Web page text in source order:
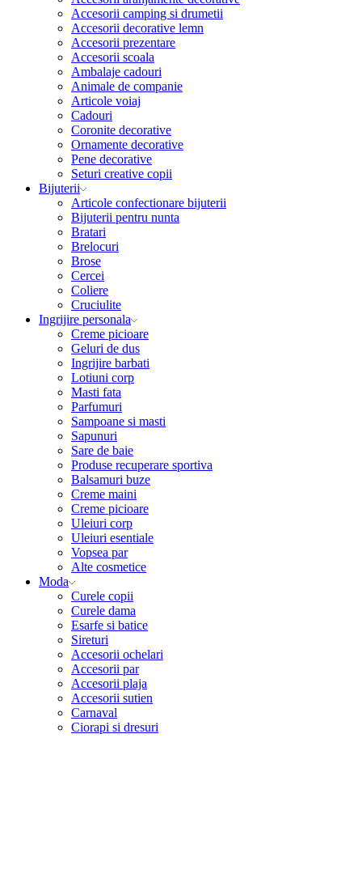
Accesorii camping si drumetii
Accesorii decorative lemn
Accesorii prezentare
Accesorii scoala
Ambalaje cadouri
Animale de companie
Articole voiaj
Cadouri
Coronite decorative
Ornamente decorative
Pene decorative
Seturi creative copii
Bijuterii
Articole confectionare bijuterii
Bijuterii pentru nunta
Bratari
Brelocuri
Brose
Cercei
Coliere
Cruciulite
Ingrijire personala
Creme picioare
Geluri de dus
Ingrijire barbati
Lotiuni corp
Masti fata
Parfumuri
Sampoane si masti
Sapunuri
Sare de baie
Produse recuperare sportiva
Balsamuri buze
Creme maini
Creme picioare
Uleiuri corp
Uleiuri esentiale
Vopsea par
Alte cosmetice
Moda
Curele copii
Curele dama
Esarfe si batice
Sireturi
Accesorii ochelari
Accesorii par
Accesorii plaja
Accesorii sutien
Carnaval
Ciorapi si dresuri